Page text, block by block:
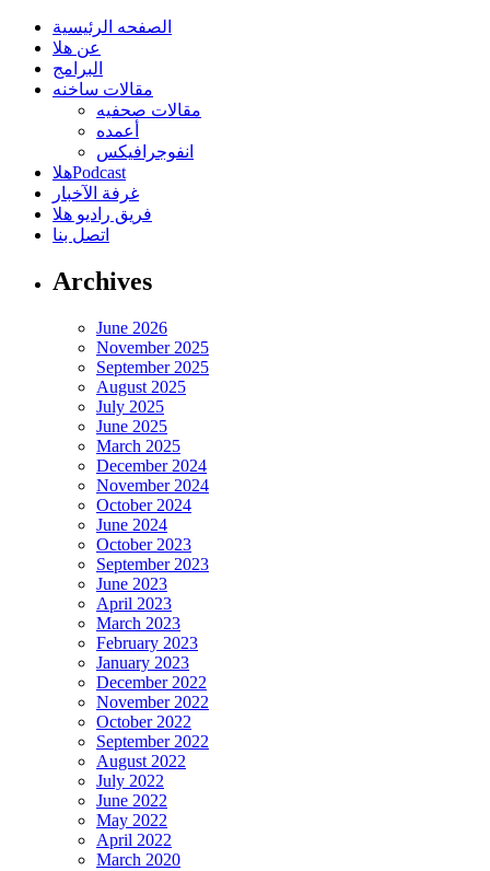
الصفحه الرئيسية
عن هلا
البرامج
مقالات ساخنه
مقالات صحفيه
أعمده
انفوجرافيكس
هلاPodcast
غرفة الآخبار
فريق راديو هلا
اتصل بنا
Archives
June 2026
November 2025
September 2025
August 2025
July 2025
June 2025
March 2025
December 2024
November 2024
October 2024
June 2024
October 2023
September 2023
June 2023
April 2023
March 2023
February 2023
January 2023
December 2022
November 2022
October 2022
September 2022
August 2022
July 2022
June 2022
May 2022
April 2022
March 2020